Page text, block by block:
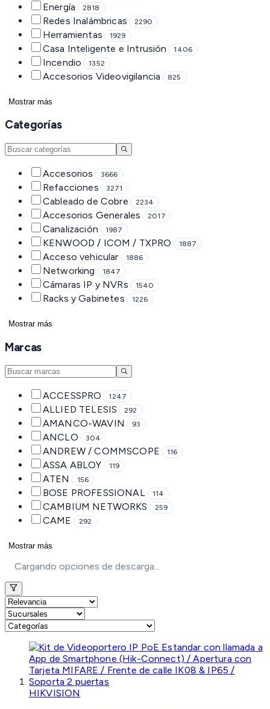
Energía 2818
Redes Inalámbricas 2290
Herramientas 1929
Casa Inteligente e Intrusión 1406
Incendio 1352
Accesorios Videovigilancia 825
Mostrar más
Categorías
Accesorios 3666
Refacciones 3271
Cableado de Cobre 2234
Accesorios Generales 2017
Canalización 1987
KENWOOD / ICOM / TXPRO 1887
Acceso vehicular 1886
Networking 1847
Cámaras IP y NVRs 1540
Racks y Gabinetes 1226
Mostrar más
Marcas
ACCESSPRO 1247
ALLIED TELESIS 292
AMANCO-WAVIN 93
ANCLO 304
ANDREW / COMMSCOPE 116
ASSA ABLOY 119
ATEN 156
BOSE PROFESSIONAL 114
CAMBIUM NETWORKS 259
CAME 292
Mostrar más
Cargando opciones de descarga...
HIKVISION